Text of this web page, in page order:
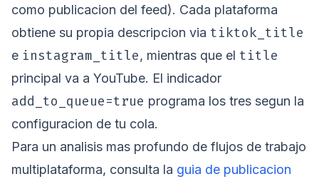
como publicacion del feed). Cada plataforma
obtiene su propia descripcion via tiktok_title
e instagram_title, mientras que el title
principal va a YouTube. El indicador
add_to_queue=true programa los tres segun la
configuracion de tu cola.
Para un analisis mas profundo de flujos de trabajo
multiplataforma, consulta la guia de publicacion